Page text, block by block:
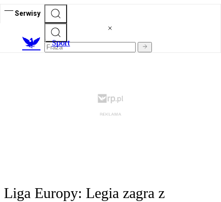
Serwisy
Sport
Liga Europy: Legia zagra z